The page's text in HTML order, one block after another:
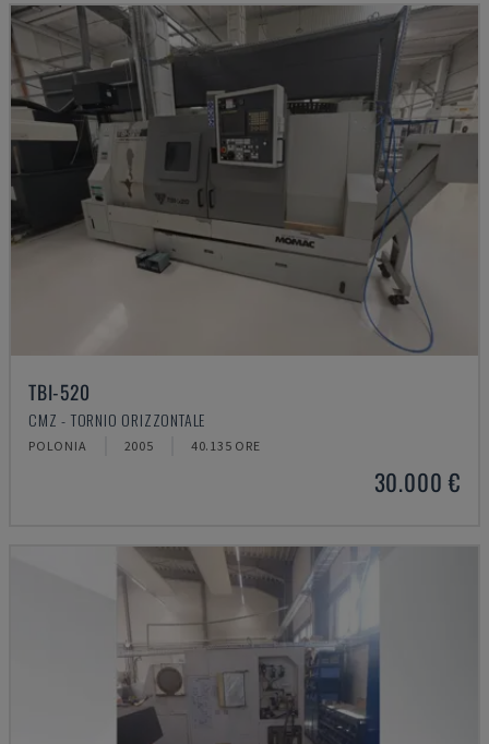
TBI-520
CMZ - TORNIO ORIZZONTALE
POLONIA 2005 40.135 ORE
30.000 €